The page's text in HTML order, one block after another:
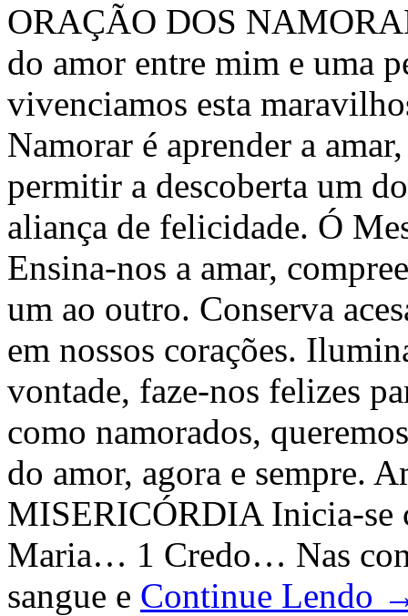
ORAÇÃO DOS
do amor entre mim e uma
vivenciamos esta
Namorar é aprender a
permitir a descoberta um
aliança de felicidade. Ó
Ensina-nos a amar,
um ao outro. Conserva
em nossos corações.
vontade, faze-nos felizes
como namorados,
do amor, agora e sempre.
MISERICÓRDIA Inicia-
Maria… 1 Credo… Nas
sangue e Continue Lendo